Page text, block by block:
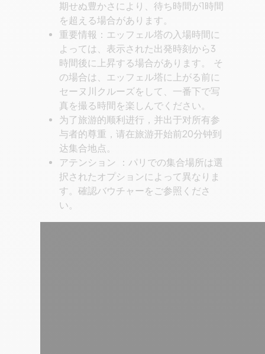
期せぬ豊かさにより、待ち時間が1時間
を超える場合があります。
重要情報：エッフェル塔の入場時間に
よっては、表示された出発時刻から3
時間後に上昇する場合があります。 そ
の場合は、エッフェル塔に上がる前に
セーヌ川クルーズをして、一番下で写
真を撮る時間を楽しんでください。
为了旅游的顺利进行，并出于对所有参
与者的尊重，请在旅游开始前20分钟到
达集合地点。
アテンション ：パリでの集合場所は選
択されたオプションによって異なりま
す。確認バウチャーをご参照くださ
い。